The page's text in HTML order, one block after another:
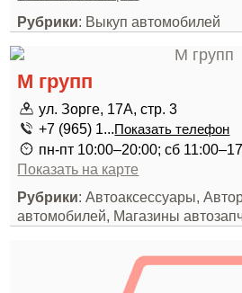
Рубрики: Выкуп автомобилей
М групп
ул. Зорге, 17А, стр. 3
+7 (965) 1...Показать телефон
пн-пт 10:00–20:00; сб
Показать на карте
Рубрики: Автоаксессуары,
автомобилей, Магазины